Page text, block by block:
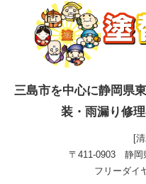
三島市を中心に静岡県
装・雨漏り修
[
〒411-0903 静岡
フリーダイ